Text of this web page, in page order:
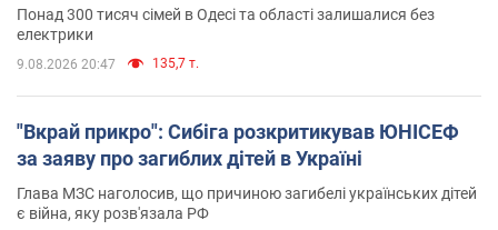
Понад 300 тисяч сімей в Одесі та області залишалися без
електрики
9.08.2026 20:47 135,7 т.
"Вкрай прикро": Сибіга розкритикував ЮНІСЕФ
за заяву про загиблих дітей в Україні
Глава МЗС наголосив, що причиною загибелі українських дітей
є війна, яку розв'язала РФ